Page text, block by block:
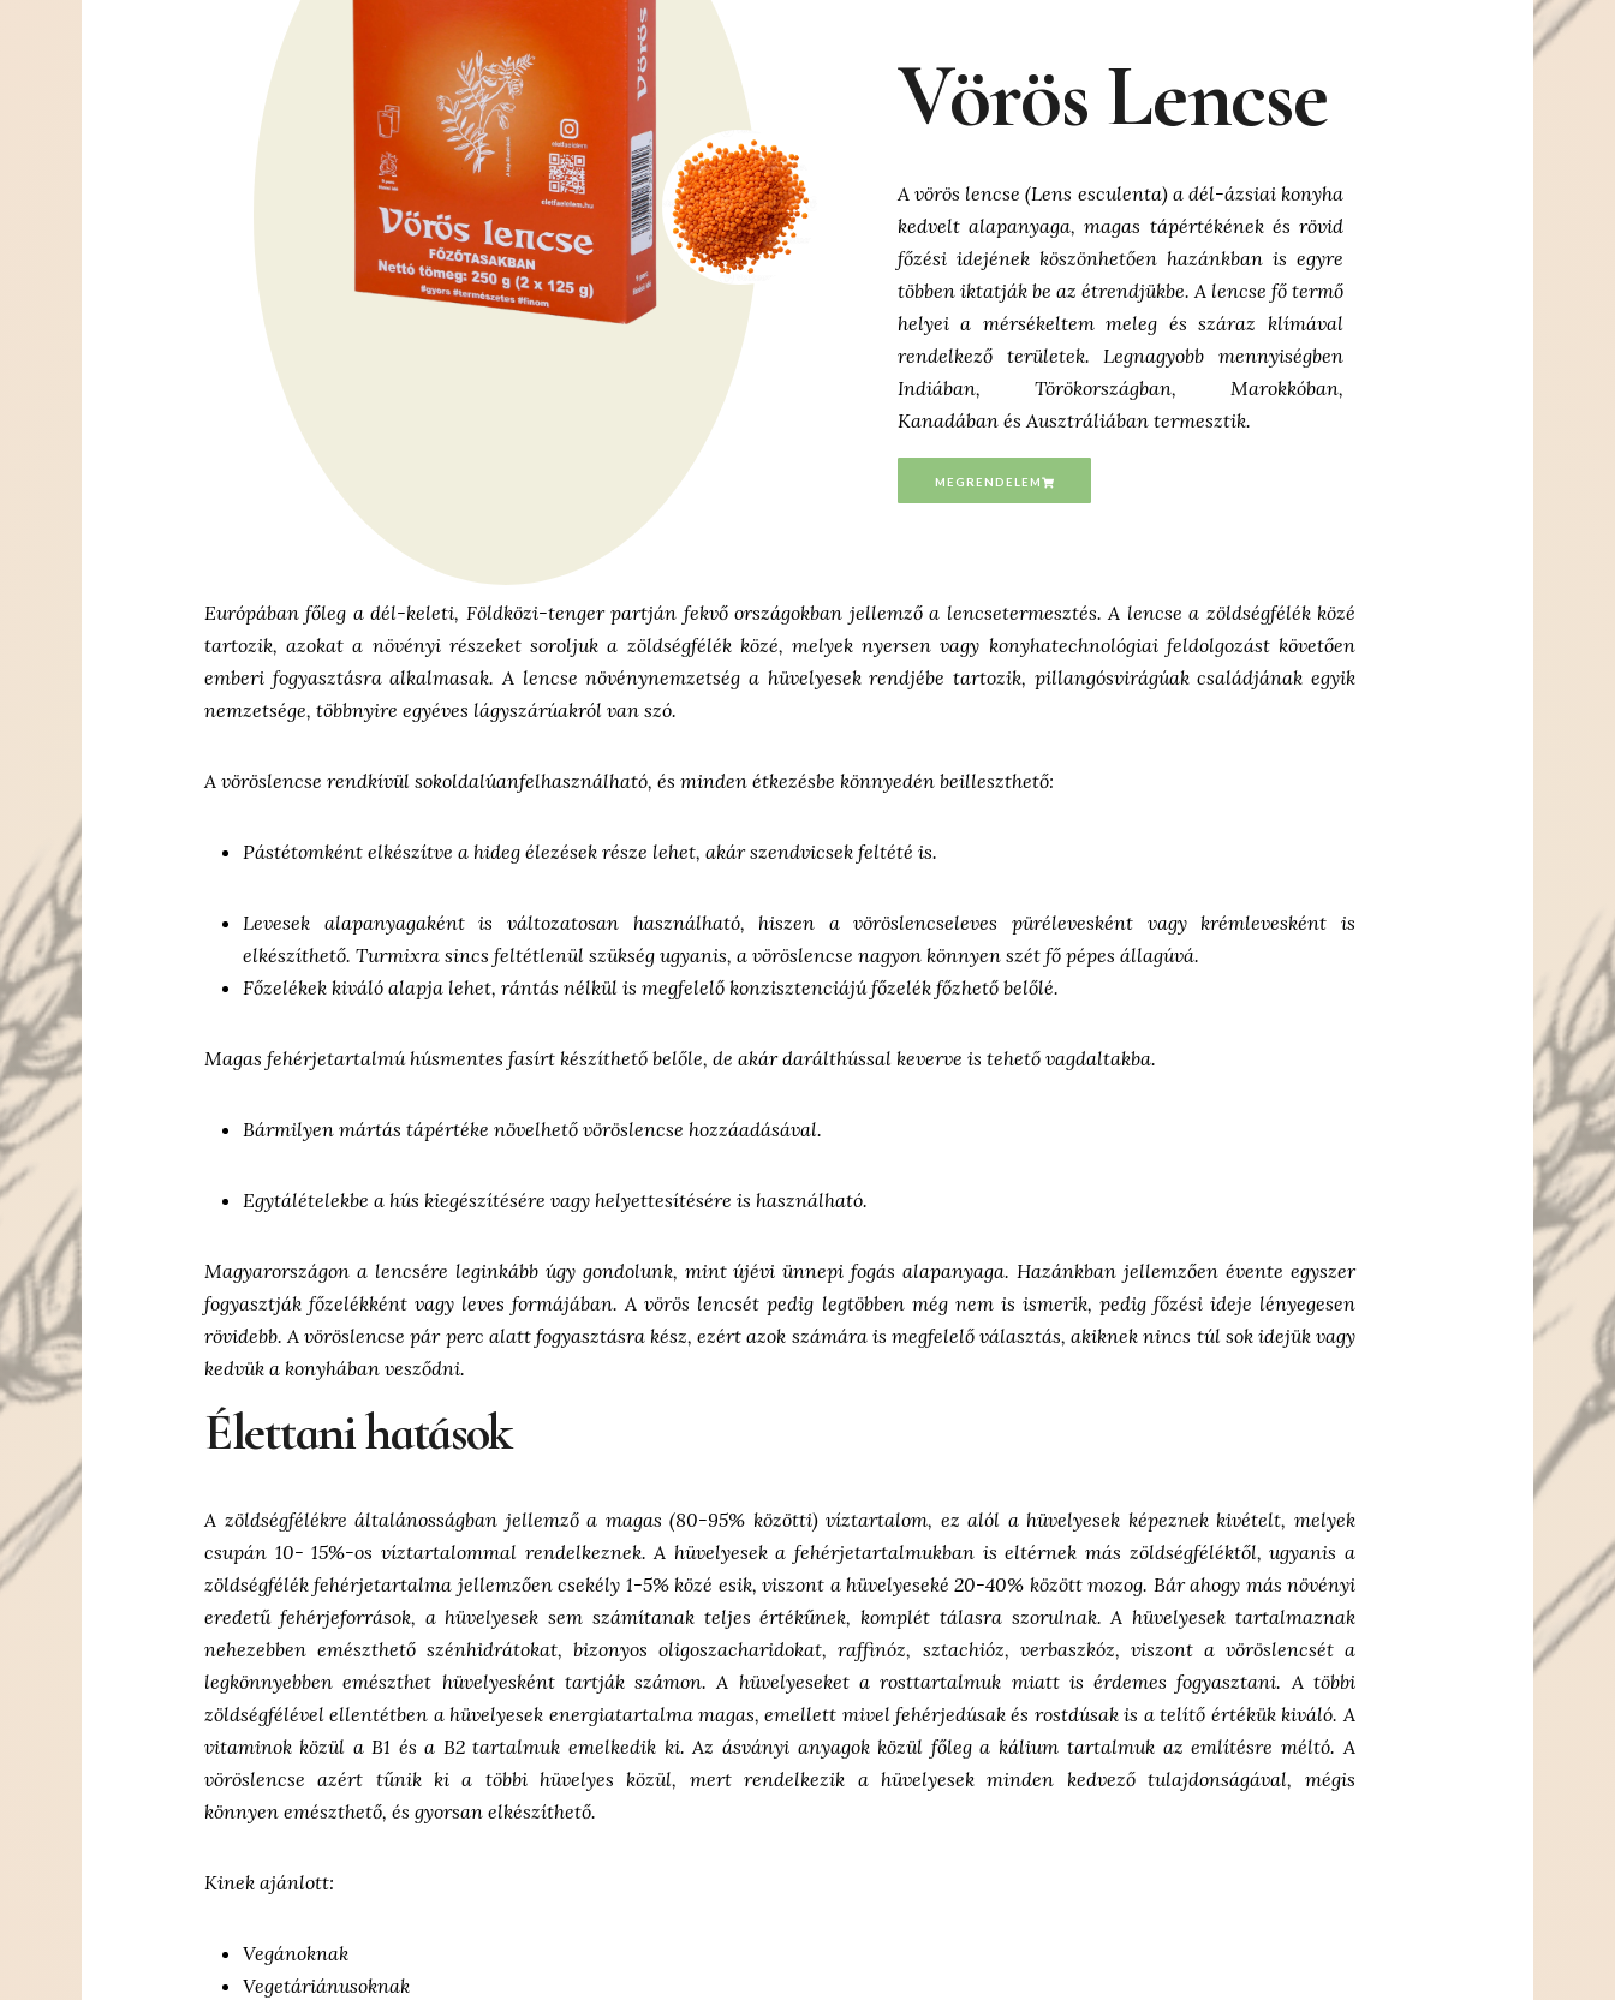
Vörös Lencse
A vörös lencse (Lens esculenta) a dél-ázsiai konyha
kedvelt alapanyaga, magas tápértékének és rövid
főzési idejének köszönhetően hazánkban is egyre
többen iktatják be az étrendjükbe. A lencse fő termő
helyei a mérsékeltem meleg és száraz klímával
rendelkező területek. Legnagyobb mennyiségben
Indiában, Törökországban, Marokkóban,
Kanadában és Ausztráliában termesztik.
MEGRENDELEM
Európában főleg a dél-keleti, Földközi-tenger partján fekvő országokban jellemző a lencsetermesztés. A lencse a zöldségfélék közé
tartozik, azokat a növényi részeket soroljuk a zöldségfélék közé, melyek nyersen vagy konyhatechnológiai feldolgozást követően
emberi fogyasztásra alkalmasak. A lencse növénynemzetség a hüvelyesek rendjébe tartozik, pillangósvirágúak családjának egyik
nemzetsége, többnyire egyéves lágyszárúakról van szó.
A vöröslencse rendkívül sokoldalúanfelhasználható, és minden étkezésbe könnyedén beilleszthető:
Pástétomként elkészítve a hideg élezések része lehet, akár szendvicsek feltété is.
Levesek alapanyagaként is változatosan használható, hiszen a vöröslencseleves pürélevesként vagy krémlevesként is
elkészíthető. Turmixra sincs feltétlenül szükség ugyanis, a vöröslencse nagyon könnyen szét fő pépes állagúvá.
Főzelékek kiváló alapja lehet, rántás nélkül is megfelelő konzisztenciájú főzelék főzhető belőlé.
Magas fehérjetartalmú húsmentes fasírt készíthető belőle, de akár darálthússal keverve is tehető vagdaltakba.
Bármilyen mártás tápértéke növelhető vöröslencse hozzáadásával.
Egytálételekbe a hús kiegészítésére vagy helyettesítésére is használható.
Magyarországon a lencsére leginkább úgy gondolunk, mint újévi ünnepi fogás alapanyaga. Hazánkban jellemzően évente egyszer
fogyasztják főzelékként vagy leves formájában. A vörös lencsét pedig legtöbben még nem is ismerik, pedig főzési ideje lényegesen
rövidebb. A vöröslencse pár perc alatt fogyasztásra kész, ezért azok számára is megfelelő választás, akiknek nincs túl sok idejük vagy
kedvük a konyhában vesződni.
Élettani hatások
A zöldségfélékre általánosságban jellemző a magas (80-95% közötti) víztartalom, ez alól a hüvelyesek képeznek kivételt, melyek
csupán 10- 15%-os víztartalommal rendelkeznek. A hüvelyesek a fehérjetartalmukban is eltérnek más zöldségféléktől, ugyanis a
zöldségfélék fehérjetartalma jellemzően csekély 1-5% közé esik, viszont a hüvelyeseké 20-40% között mozog. Bár ahogy más növényi
eredetű fehérjeforrások, a hüvelyesek sem számítanak teljes értékűnek, komplét tálasra szorulnak. A hüvelyesek tartalmaznak
nehezebben emészthető szénhidrátokat, bizonyos oligoszacharidokat, raffinóz, sztachióz, verbaszkóz, viszont a vöröslencsét a
legkönnyebben emészthet hüvelyesként tartják számon. A hüvelyeseket a rosttartalmuk miatt is érdemes fogyasztani. A többi
zöldségfélével ellentétben a hüvelyesek energiatartalma magas, emellett mivel fehérjedúsak és rostdúsak is a telítő értékük kiváló. A
vitaminok közül a B1 és a B2 tartalmuk emelkedik ki. Az ásványi anyagok közül főleg a kálium tartalmuk az említésre méltó.A
vöröslencse azért tűnik ki a többi hüvelyes közül, mert rendelkezik a hüvelyesek minden kedvező tulajdonságával, mégis
könnyen emészthető, és gyorsan elkészíthető.
Kinek ajánlott:
Vegánoknak
Vegetáriánusoknak